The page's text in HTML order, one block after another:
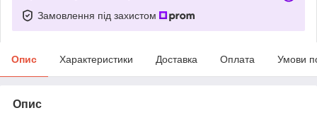
Замовлення під захистом
Опис Характеристики Доставка Оплата Умови
Опис